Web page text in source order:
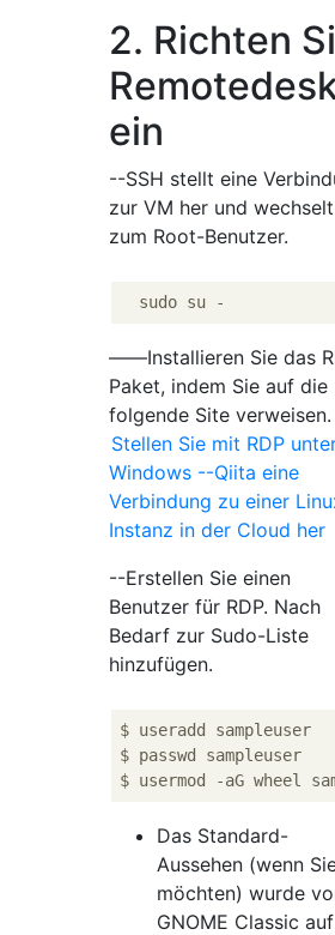
2. Richten
ein
--SSH stellt eine
zur VM her und wechselt
zum Root-Benutzer.
――Installieren Sie das
Paket, indem Sie auf die
folgende Site verweisen.
Stellen Sie mit RDP
Windows --Qiita eine
Verbindung zu einer
Instanz in der Cloud her
--Erstellen Sie einen
Benutzer für RDP. Nach
Bedarf zur Sudo-Liste
hinzufügen.
$ useradd sampleuser
$ passwd sampleuser
Das Standard-
Aussehen (wenn
möchten) wurde
GNOME Classic auf